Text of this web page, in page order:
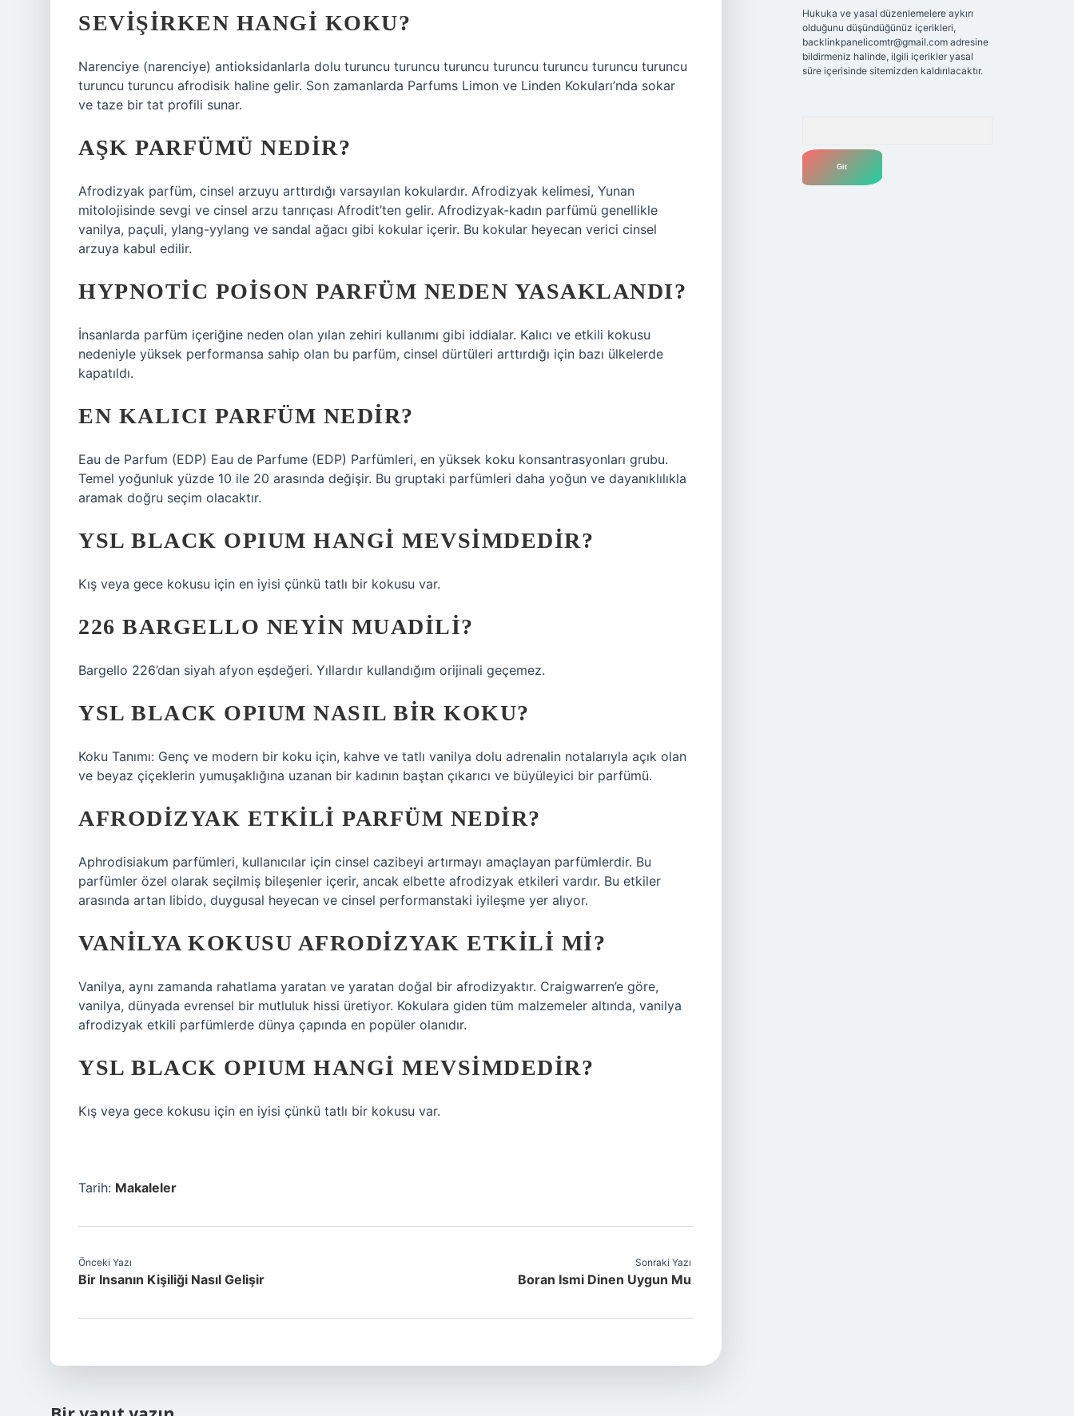
SEVIŞIRKEN HANGI KOKU?
Narenciye (narenciye) antioksidanlarla dolu turuncu turuncu turuncu turuncu turuncu turuncu turuncu
turuncu turuncu afrodisik haline gelir. Son zamanlarda Parfums Limon ve Linden Kokuları’nda sokar
ve taze bir tat profili sunar.
AŞK PARFÜMÜ NEDIR?
Afrodizyak parfüm, cinsel arzuyu arttırdığı varsayılan kokulardır. Afrodizyak kelimesi, Yunan
mitolojisinde sevgi ve cinsel arzu tanrıçası Afrodit’ten gelir. Afrodizyak-kadın parfümü genellikle
vanilya, paçuli, ylang-yylang ve sandal ağacı gibi kokular içerir. Bu kokular heyecan verici cinsel
arzuya kabul edilir.
HYPNOTIC POISON PARFÜM NEDEN YASAKLANDI?
İnsanlarda parfüm içeriğine neden olan yılan zehiri kullanımı gibi iddialar. Kalıcı ve etkili kokusu
nedeniyle yüksek performansa sahip olan bu parfüm, cinsel dürtüleri arttırdığı için bazı ülkelerde
kapatıldı.
EN KALICI PARFÜM NEDIR?
Eau de Parfum (EDP) Eau de Parfume (EDP) Parfümleri, en yüksek koku konsantrasyonları grubu.
Temel yoğunluk yüzde 10 ile 20 arasında değişir. Bu gruptaki parfümleri daha yoğun ve dayanıklılıkla
aramak doğru seçim olacaktır.
YSL BLACK OPIUM HANGI MEVSIMDEDIR?
Kış veya gece kokusu için en iyisi çünkü tatlı bir kokusu var.
226 BARGELLO NEYIN MUADILI?
Bargello 226’dan siyah afyon eşdeğeri. Yıllardır kullandığım orijinali geçemez.
YSL BLACK OPIUM NASIL BIR KOKU?
Koku Tanımı: Genç ve modern bir koku için, kahve ve tatlı vanilya dolu adrenalin notalarıyla açık olan
ve beyaz çiçeklerin yumuşaklığına uzanan bir kadının baştan çıkarıcı ve büyüleyici bir parfümü.
AFRODIZYAK ETKILI PARFÜM NEDIR?
Aphrodisiakum parfümleri, kullanıcılar için cinsel cazibeyi artırmayı amaçlayan parfümlerdir. Bu
parfümler özel olarak seçilmiş bileşenler içerir, ancak elbette afrodizyak etkileri vardır. Bu etkiler
arasında artan libido, duygusal heyecan ve cinsel performanstaki iyileşme yer alıyor.
VANILYA KOKUSU AFRODIZYAK ETKILI MI?
Vanilya, aynı zamanda rahatlama yaratan ve yaratan doğal bir afrodizyaktır. Craigwarren’e göre,
vanilya, dünyada evrensel bir mutluluk hissi üretiyor. Kokulara giden tüm malzemeler altında, vanilya
afrodizyak etkili parfümlerde dünya çapında en popüler olanıdır.
YSL BLACK OPIUM HANGI MEVSIMDEDIR?
Kış veya gece kokusu için en iyisi çünkü tatlı bir kokusu var.
Tarih: Makaleler
Önceki Yazı
Bir Insanın Kişiliği Nasıl Gelişir
Sonraki Yazı
Boran Ismi Dinen Uygun Mu
Hukuka ve yasal düzenlemelere aykırı
olduğunu düşündüğünüz içerikleri,
backlinkpanelicomtr@gmail.comadresine
bildirmeniz halinde, ilgili içerikler yasal
süre içerisinde sitemizden kaldırılacaktır.